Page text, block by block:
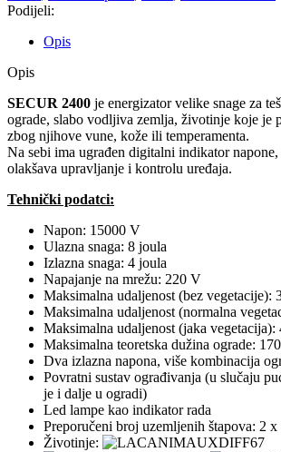
Podijeli:
Opis
Opis
SECUR 2400 je energizator velike snage za
ograde, slabo vodljiva zemlja, životinje koje je
zbog njihove vune, kože ili temperamenta.
Na sebi ima ugrađen digitalni indikator napone,
olakšava upravljanje i kontrolu uređaja.
Tehnički podatci:
Napon: 15000 V
Ulazna snaga: 8 joula
Izlazna snaga: 4 joula
Napajanje na mrežu: 220 V
Maksimalna udaljenost (bez vegetacije):
Maksimalna udaljenost (normalna
Maksimalna udaljenost (jaka vegetacija):
Maksimalna teoretska dužina ograde:
Dva izlazna napona, više kombinacija
Povratni sustav ograđivanja (u slučaju
je i dalje u ogradi)
Led lampe kao indikator rada
Preporučeni broj uzemljenih štapova: 2 x
Životinje: